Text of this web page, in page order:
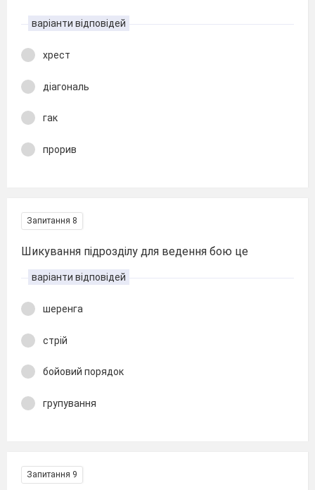
варіанти відповідей
хрест
діагональ
гак
прорив
Запитання 8
Шикування підрозділу для ведення бою це
варіанти відповідей
шеренга
стрій
бойовий порядок
групування
Запитання 9